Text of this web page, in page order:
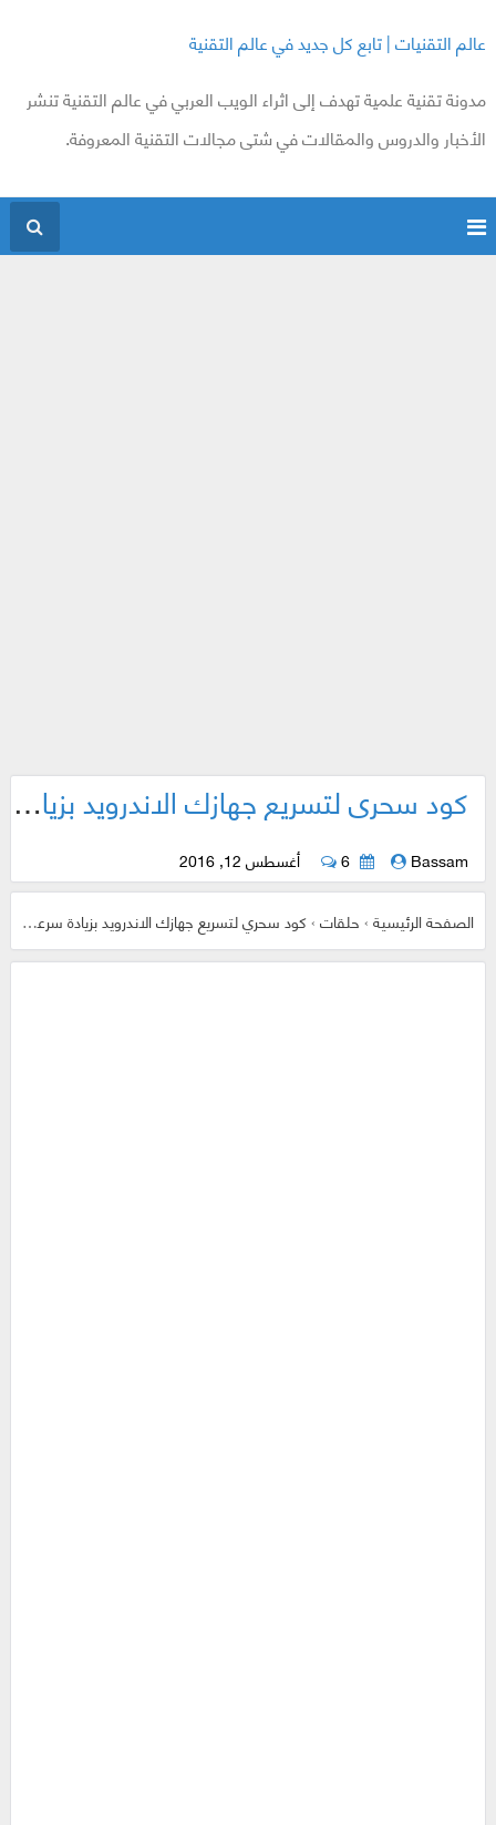
عالم التقنيات | تابع كل جديد في عالم التقنية
مدونة تقنية علمية تهدف إلى اثراء الويب العربي في عالم التقنية تنشر
الأخبار والدروس والمقالات في شتى مجالات التقنية المعروفة.
كود سحري لتسريع جهازك الاندرويد بزيادة سرعة المعالج دون تسبب أي ضرر شاهد بنفسك
Bassam
6 أغسطس 12, 2016
الصفحة الرئيسية›حلقات›كود سحري لتسريع جهازك الاندرويد بزيادة سرعة المعالج دون تسبب أي ضرر شاهد بنفسك